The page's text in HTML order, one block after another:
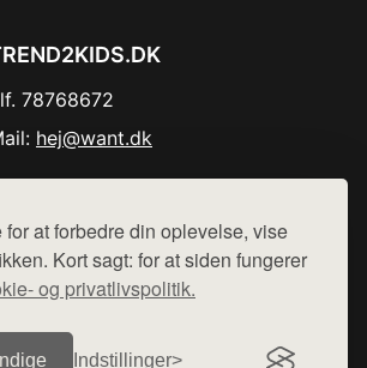
at forbedre din oplevelse, vise
Kort sagt: for at siden fungerer
og privatlivspolitik.
Indstillinger
78768672
hej@want.dk
denne side - vi henviser til de shops,